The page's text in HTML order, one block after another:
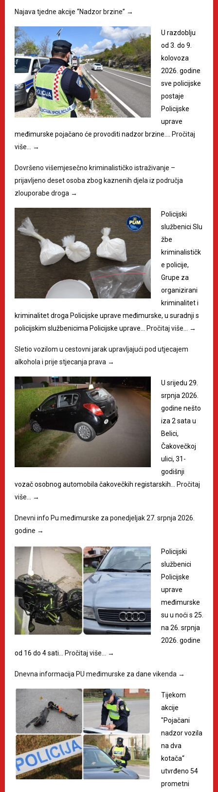
Najava tjedne akcije “Nadzor brzine” →
U razdoblju
od 3. do 9.
kolovoza
2026. godine
sve policijske
postaje
Policijske
uprave
međimurske pojačano će provoditi nadzor brzine.…
Pročitaj
više…
→
Dovršeno višemjesečno kriminalističko istraživanje –
prijavljeno deset osoba zbog kaznenih djela iz područja
zlouporabe droga →
Policijski
službenici Slu
žbe
kriminalističk
e policije,
Grupe za
organizirani
kriminalitet i
kriminalitet droga Policijske uprave međimurske, u suradnji s
policijskim službenicima Policijske uprave…
Pročitaj više… →
Sletio vozilom u cestovni jarak upravljajući pod utjecajem
alkohola i prije stjecanja prava →
U srijedu 29.
srpnja 2026.
godine nešto
iza 2 sata u
Belici,
Čakovečkoj
ulici, 31-
godišnji
vozač osobnog automobila čakovečkih registarskih…
Pročitaj
više…
→
Dnevni info Pu međimurske za ponedjeljak 27. srpnja 2026.
godine →
Policijski
službenici
Policijske
uprave
međimurske
su u noći s 25.
na 26. srpnja
2026. godine
od 16 do 4 sati…
Pročitaj više… →
Dnevna informacija PU međimurske za dane vikenda →
Tijekom
akcije
"Pojačani
nadzor vozila
na dva
kotača“
utvrđeno 54
prometni